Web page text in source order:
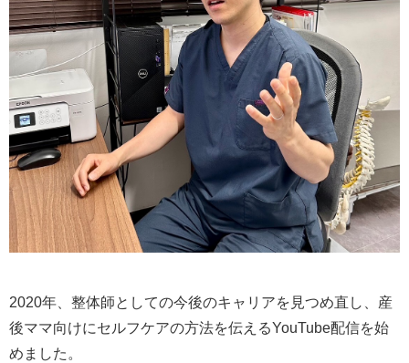
2020年、整体師としての今後のキャリアを見つめ直し、産
後ママ向けにセルフケアの方法を伝えるYouTube配信を始
めました。